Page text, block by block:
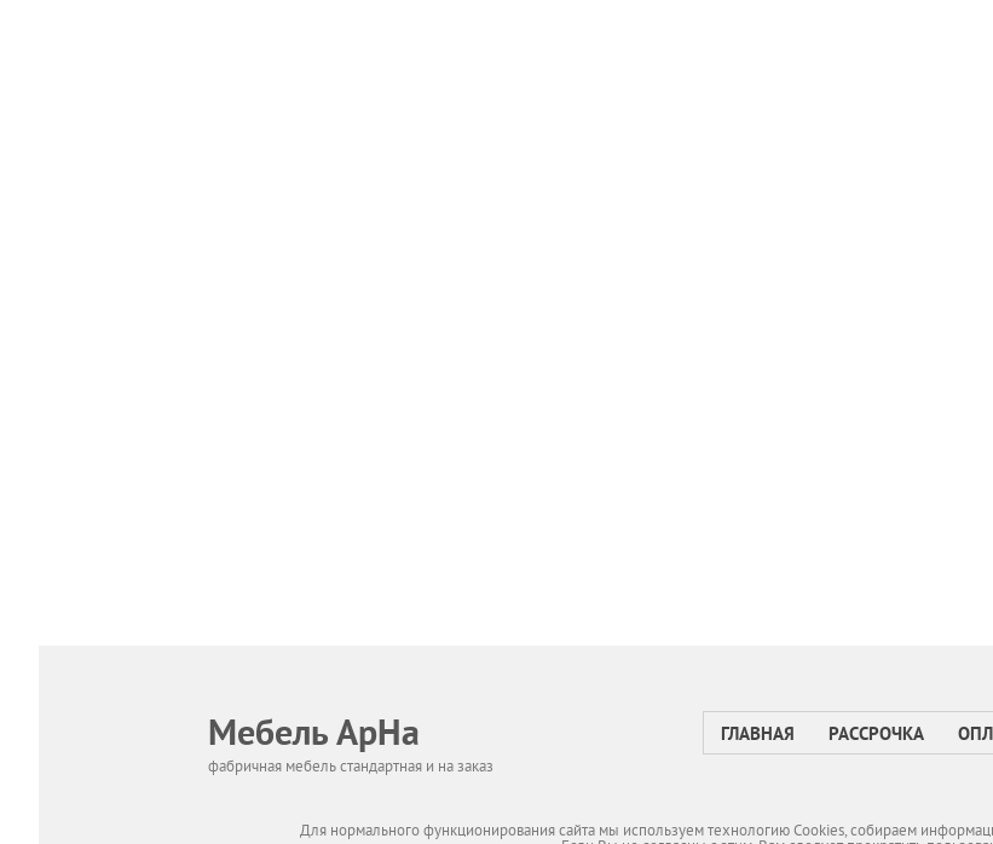
Мебель АрНа
фабричная мебель стандартная и на заказ
ГЛАВНАЯ РАССРОЧКА
Для нормального функционирования сайта мы используем технологию Cookies, собираем